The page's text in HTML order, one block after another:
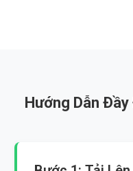
Hướng Dẫn